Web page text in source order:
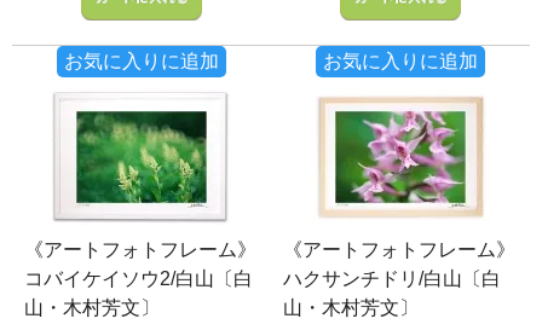
お気に入りに追加 お気に入りに追加
《アートフォトフレーム》
コバイケイソウ2/白山〔白
山・木村芳文〕
《アートフォトフレーム》
ハクサンチドリ/白山〔白
山・木村芳文〕